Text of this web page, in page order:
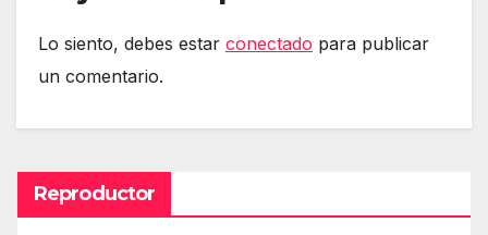
Lo siento, debes estar conectado para publicar
un comentario.
Reproductor